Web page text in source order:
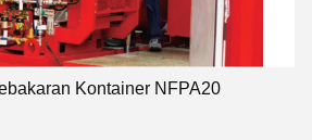
Kontainer NFPA20